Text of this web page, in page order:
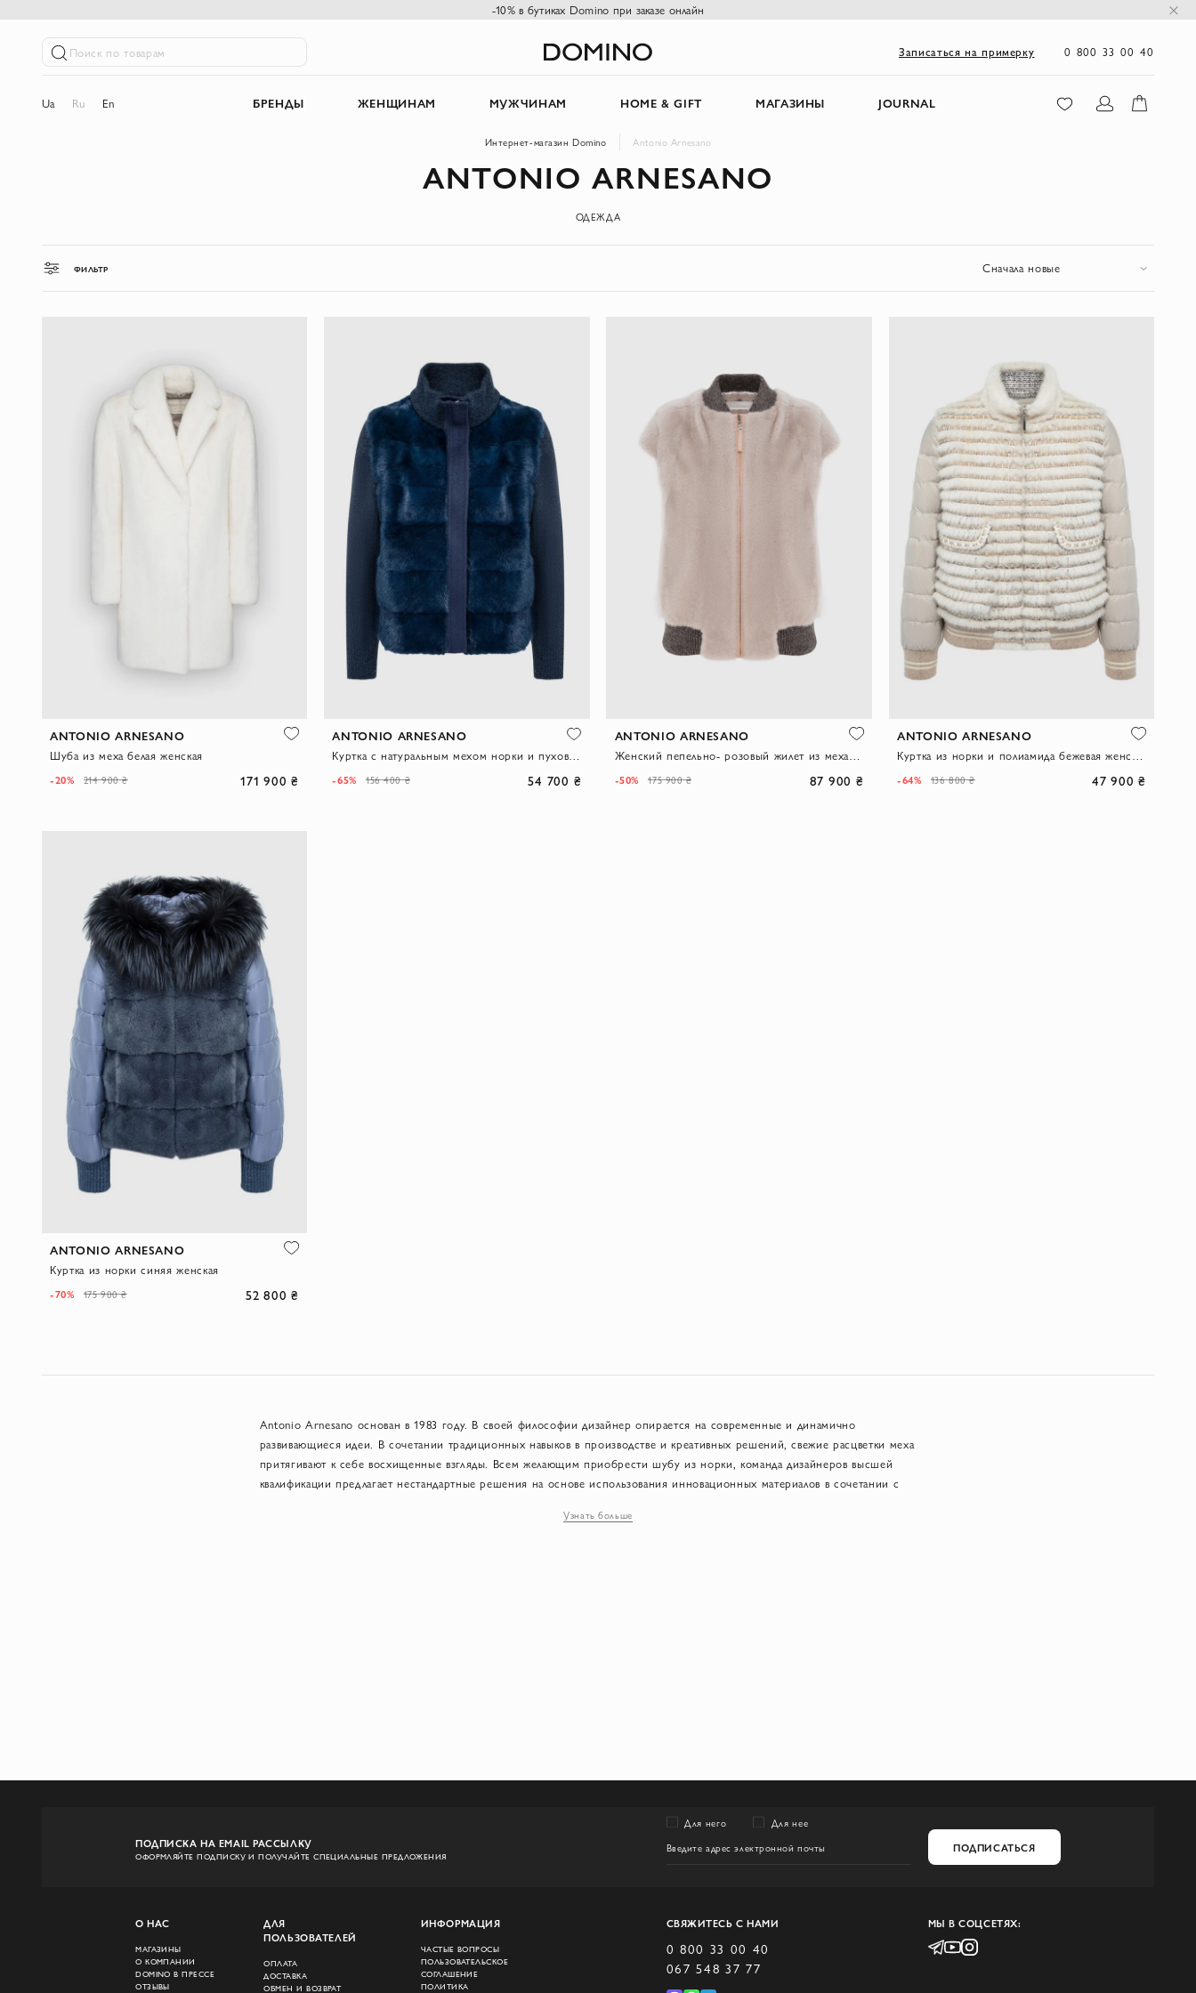
-10% в бутиках Domino при заказе онлайн
Поиск по товарам Записаться на примерку 0 800 33 00 40
Ua Ru En БРЕНДЫ ЖЕНЩИНАМ МУЖЧИНАМ HOME & GIFT МАГАЗИНЫ JOURNAL
Интернет-магазин Domino Antonio Arnesano
ANTONIO ARNESANO
ОДЕЖДА
ФИЛЬТР Сначала новые
ANTONIO ARNESANO
Шуба из меха белая женская
-20% 214 900 ₴ 171 900 ₴
ANTONIO ARNESANO
-65% 156 400 ₴ 54 700 ₴
ANTONIO ARNESANO
-50% 175 900 ₴ 87 900 ₴
ANTONIO ARNESANO
-64% 136 800 ₴ 47 900 ₴
ANTONIO ARNESANO
Куртка из норки синяя женская
-70% 175 900 ₴ 52 800 ₴
Antonio Arnesano основан в 1983 году. В своей философии дизайнер опирается на современные и динамично
развивающиеся идеи. В сочетании традиционных навыков в производстве и креативных решений, свежие расцветки меха
притягивают к себе восхищенные взгляды. Всем желающим приобрести шубу из норки, команда дизайнеров высшей
квалификации предлагает нестандартные решения на основе использования инновационных материалов в сочетании с
изделия, что позволяет компании постоянно подчеркивать и поддерживать престиж фразы "сделано в Италии".
Узнать больше
ПОДПИСКА НА EMAIL РАССЫЛКУ
ОФОРМЛЯЙТЕ ПОДПИСКУ И ПОЛУЧАЙТЕ СПЕЦИАЛЬНЫЕ ПРЕДЛОЖЕНИЯ
Для него
Для нее
ПОДПИСАТЬСЯ
О НАС
МАГАЗИНЫ
О КОМПАНИИ
DOMINO В ПРЕССЕ
ОТЗЫВЫ
ДЛЯ
ПОЛЬЗОВАТЕЛЕЙ
ОПЛАТА
ДОСТАВКА
ОБМЕН И ВОЗВРАТ
ИНФОРМАЦИЯ
ЧАСТЫЕ ВОПРОСЫ
ПОЛЬЗОВАТЕЛЬСКОЕ
СОГЛАШЕНИЕ
ПОЛИТИКА
СВЯЖИТЕСЬ С НАМИ
0 800 33 00 40
067 548 37 77
МЫ В СОЦСЕТЯХ: